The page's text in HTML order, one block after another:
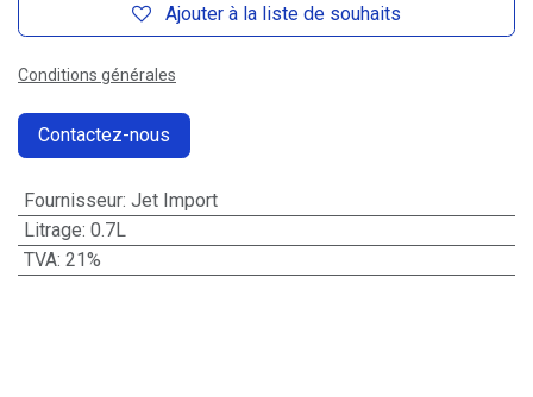
Ajouter à la liste de souhaits
Conditions générales
Contactez-nous
Fournisseur: Jet Import
Litrage: 0.7L
TVA: 21%